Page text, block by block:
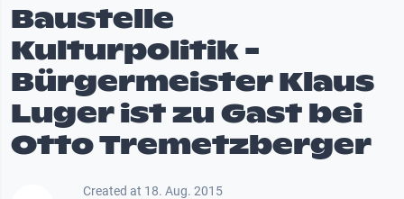
Baustelle
Kulturpolitik -
Bürgermeister Klaus
Luger ist zu Gast bei
Otto Tremetzberger
Created at 18. Aug. 2015